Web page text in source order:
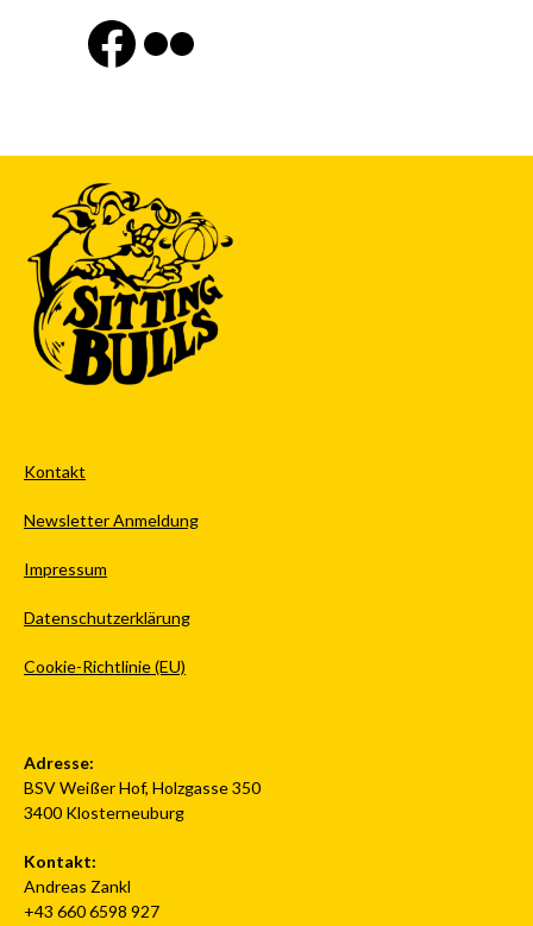
Finde uns auf Facebook
Flickr
Kontakt
Newsletter Anmeldung
Impressum
Datenschutzerklärung
Cookie-Richtlinie (EU)
Adresse:
BSV Weißer Hof, Holzgasse 350
3400 Klosterneuburg
Kontakt:
Andreas Zankl
+43 660 6598 927